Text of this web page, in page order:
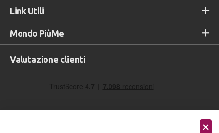
Link Utili
Mondo PiùMe
Valutazione clienti